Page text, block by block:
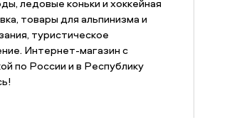
ледовые коньки и хоккейная
товары для альпинизма и
туристическое
Интернет-магазин с
по России и в Республику